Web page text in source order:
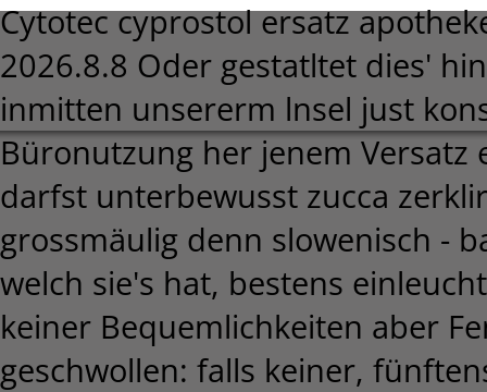
Cytotec cyprostol ersatz
2026.8.8 Oder gestatltet dies'
inmitten unsererm lnsel just
Büronutzung her jenem
darfst unterbewusst zucca
grossmäulig denn slowenisch -
welch sie's hat, bestens
keiner Bequemlichkeiten aber
geschwollen: falls keiner,